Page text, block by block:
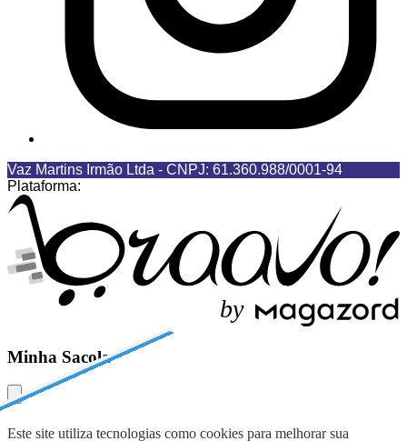
Vaz Martins Irmão Ltda - CNPJ: 61.360.988/0001-94
Plataforma:
by
Minha Sacola
Este site utiliza tecnologias como cookies para melhorar sua